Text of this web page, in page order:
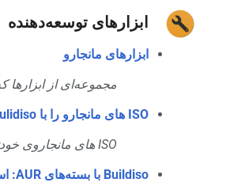
Related changes
Printable version
Permanent link
Page information
ابزارهای توسعه‌دهنده
ابزارهای مانجارو
مجموعه‌ای از ابزارها
ISO های مانجارو را با bulidiso بسازید
ISO های مانجاروی خودتان را بسازید - راهنمای کامل و مثال‌ها.
Buildiso با بسته‌های AUR: استفاده از buildpkg